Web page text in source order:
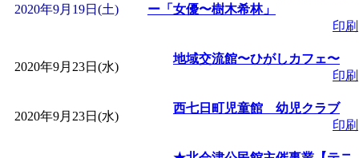
2020年9月19日(土)
ー「女優〜樹木希林」
印刷
2020年9月23日(水)
地域交流館〜ひがしカフェ〜
印刷
2020年9月23日(水)
西七日町児童館 幼児クラブ
印刷